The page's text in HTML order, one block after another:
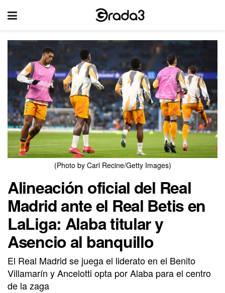
(Photo by Carl Recine/Getty Images)
Alineación oficial del Real
Madrid ante el Real Betis en
LaLiga: Alaba titular y
Asencio al banquillo
El Real Madrid se juega el liderato en el Benito
Villamarín y Ancelotti opta por Alaba para el centro
de la zaga